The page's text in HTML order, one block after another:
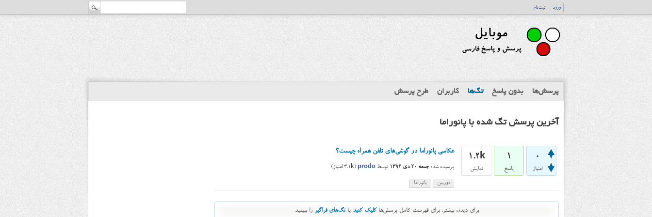
ورود ثبت‌نام
پرسش‌ها بدون پاسخ تگ‌ها کاربران طرح پرسش
آخرین پرسش تگ شده با پانوراما
0
امتیاز
1
پاسخ
1.2k
نمایش
عکاسی پانوراما در گوشی‌های تلفن همراه چیست؟
پرسیده شده جمعه ۲۰ دی ۱۳۹۲ توسط prodo
(
3.1k امتیاز)
دوربین پانوراما
برای دیدن بیشتر، برای فهرست کامل پرسش‌هاکلیک کنید یاتگ‌های فراگیر را ببینید